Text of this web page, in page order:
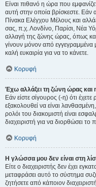
Είναι πιθανό η ώρα που
αυτή στην οποία βρίσκεστε. Εάν
Πίνακα Ελέγχου Μέλους και
σας, π.χ. Λονδίνο, Παρίσι, Νέα
αλλαγή της ζώνης ώρας, όπως
γίνουν μόνον από εγγεγραμμένα
καλή ευκαιρία για να το κάνετε.
Κορυφή
Έχω αλλάξει τη ζώνη ώρας και
Εάν είστε σίγουρος (-η) ότι
εξακολουθεί να είναι
ρολόι του διακομιστή είναι
διαχειριστή για να διορθώσει το
Κορυφή
Η γλώσσα μου δεν είναι στη
Είτε ο διαχειριστής δεν έχει
μεταφράσει αυτό το σύστημα
ζητήσετε από κάποιον